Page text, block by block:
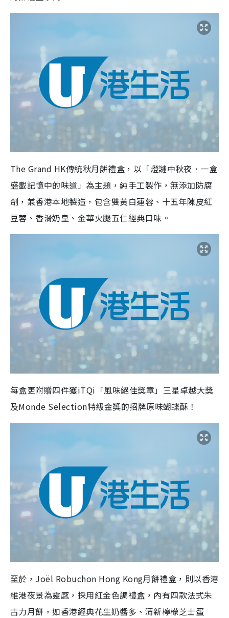
The Grand HK傳統秋月餅禮盒，以「燈謎中秋夜．一盒
盛載記憶中的味道」為主題，純手工製作，無添加防腐
劑，兼香港本地製造，包含雙黃白蓮蓉、十五年陳皮紅
豆蓉、香滑奶皇、金華火腿五仁經典口味。
每盒更附贈四件獲iTQi「風味絕佳獎章」三星卓越大獎
及Monde Selection特級金獎的招牌原味蝴蝶酥！
至於，Joël Robuchon Hong Kong月餅禮盒，則以香港
維港夜景為靈感，採用紅金色調禮盒，內有四款法式朱
古力月餅，如香港經典花生奶醬多、清新檸檬芝士蛋